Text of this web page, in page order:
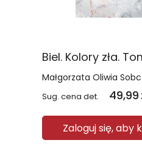
Małgorzata Oliwia
Sug. cena det. 49,99
Zaloguj się, aby